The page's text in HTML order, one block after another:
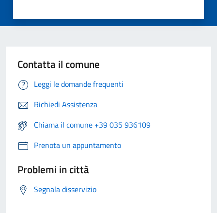
Contatta il comune
Leggi le domande frequenti
Richiedi Assistenza
Chiama il comune +39 035 936109
Prenota un appuntamento
Problemi in città
Segnala disservizio